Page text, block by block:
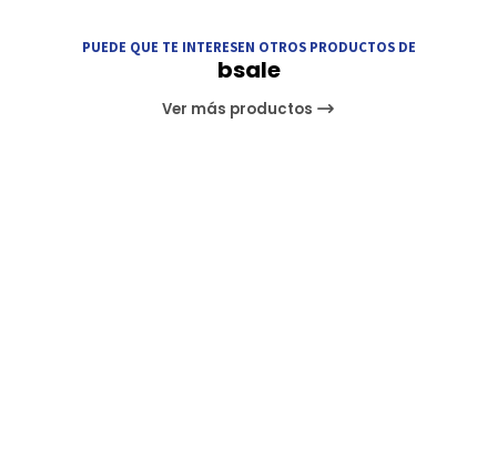
PUEDE QUE TE INTERESEN OTROS PRODUCTOS DE
bsale
Ver más productos